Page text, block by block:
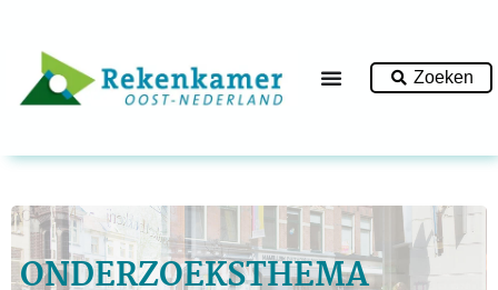
Zoeken
ONDERZOEKSTHEMA